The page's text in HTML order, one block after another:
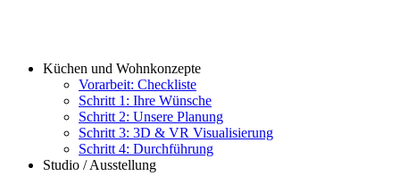
Küchen und Wohnkonzepte
Vorarbeit: Checkliste
Schritt 1: Ihre Wünsche
Schritt 2: Unsere Planung
Schritt 3: 3D & VR Visualisierung
Schritt 4: Durchführung
Studio / Ausstellung